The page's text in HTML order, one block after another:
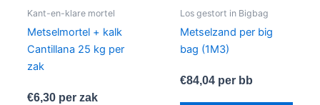
Kant-en-klare mortel
Metselmortel + kalk
Cantillana 25 kg per
zak
€6,30per zak
Los gestort in Bigbag
Metselzand per big
bag (1M3)
€84,04per bb